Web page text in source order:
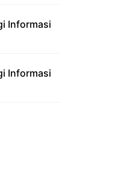
Informasi
Informasi